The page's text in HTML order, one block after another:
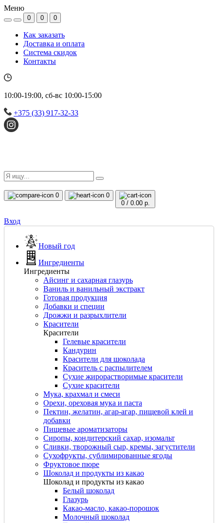
Меню
0 0 0
Как заказать
Доставка и оплата
Система скидок
Контакты
10:00-19:00, сб-вс 10:00-15:00
+375 (33) 917-32-33
0
0
0/ 0.00 р.
Вход
Новый год
Ингредиенты
Ингредиенты
Айсинг и сахарная глазурь
Ваниль и ванильный экстракт
Готовая продукция
Добавки и специи
Дрожжи и разрыхлители
Красители
Красители
Гелевые красители
Кандурин
Красители для шоколада
Краситель с распылителем
Сухие жирорастворимые красители
Сухие красители
Мука, крахмал и смеси
Орехи, ореховая мука и паста
Пектин, желатин, агар-агар, пищевой клей и
добавки
Пищевые ароматизаторы
Сиропы, кондитерский сахар, изомальт
Сливки, творожный сыр, кремы, загустители
Сухофрукты, сублимированные ягоды
Фруктовое пюре
Шоколад и продукты из какао
Шоколад и продукты из какао
Белый шоколад
Глазурь
Какао-масло, какао-порошок
Молочный шоколад